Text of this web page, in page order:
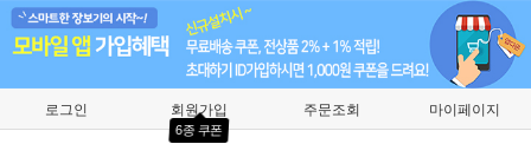
로그인 회원가입
6종 쿠폰
주문조회 마이페이지